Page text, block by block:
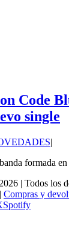
Code
single
|
formada
2026 | Todos los
| Compras y
Spotify